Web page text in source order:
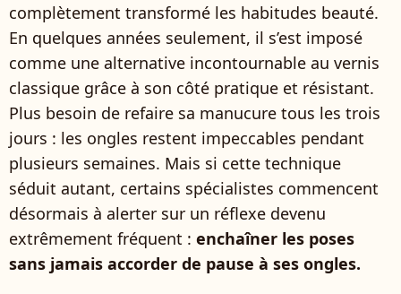
complètement transformé les habitudes beauté.
En quelques années seulement, il s’est imposé
comme une alternative incontournable au vernis
classique grâce à son côté pratique et résistant.
Plus besoin de refaire sa manucure tous les trois
jours : les ongles restent impeccables pendant
plusieurs semaines. Mais si cette technique
séduit autant, certains spécialistes commencent
désormais à alerter sur un réflexe devenu
extrêmement fréquent : enchaîner les poses
sans jamais accorder de pause à ses ongles.